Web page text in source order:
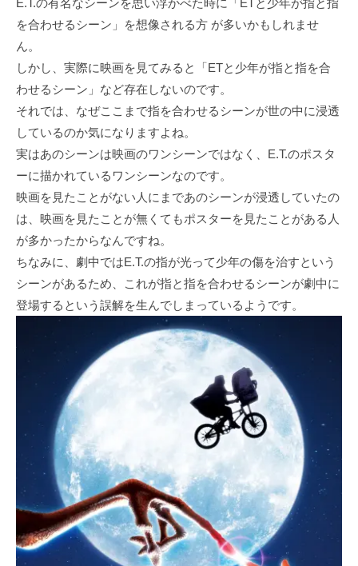
E.T.の有名なシーンを思い浮かべた時に「ETと少年が指と指
を合わせるシーン」を想像される方 が多いかもしれませ
ん。
しかし、実際に映画を見てみると「ETと少年が指と指を合
わせるシーン」など存在しないのです。
それでは、なぜここまで指を合わせるシーンが世の中に浸透
しているのか気になりますよね。
実はあのシーンは映画のワンシーンではなく、E.T.のポスタ
ーに描かれているワンシーンなのです。
映画を見たことがない人にまであのシーンが浸透していたの
は、映画を見たことが無くてもポスターを見たことがある人
が多かったからなんですね。
ちなみに、劇中ではE.T.の指が光って少年の傷を治すという
シーンがあるため、これが指と指を合わせるシーンが劇中に
登場するという誤解を生んでしまっているようです。